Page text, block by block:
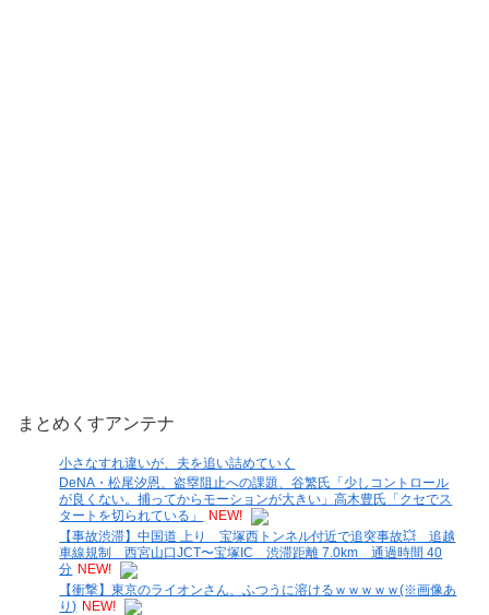
まとめくすアンテナ
小さなすれ違いが、夫を追い詰めていく
DeNA・松尾汐恩、盗塁阻止への課題、谷繁氏「少しコントロール
が良くない。捕ってからモーションが大きい」高木豊氏「クセでス
タートを切られている」
NEW!
【事故渋滞】中国道 上り 宝塚西トンネル付近で追突事故💥 追越
車線規制 西宮山口JCT〜宝塚IC 渋滞距離 7.0km 通過時間 40
分 NEW!
【衝撃】東京のライオンさん、ふつうに溶けるｗｗｗｗｗ(※画像あ
り) NEW!